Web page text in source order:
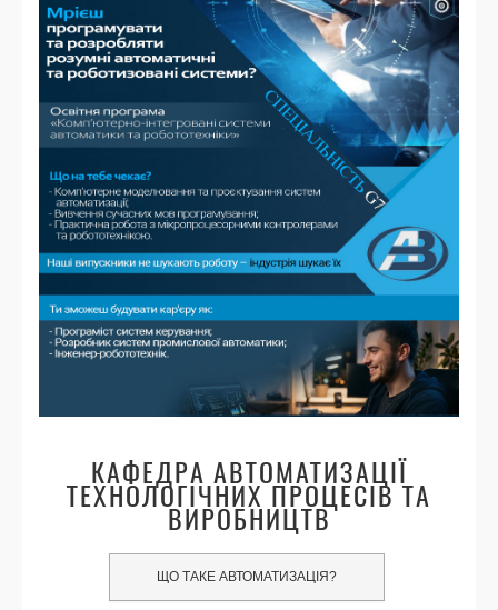
КАФЕДРА АВТОМАТИЗАЦІЇ
ТЕХНОЛОГІЧНИХ ПРОЦЕСІВ ТА
ВИРОБНИЦТВ
ЩО ТАКЕ АВТОМАТИЗАЦІЯ?